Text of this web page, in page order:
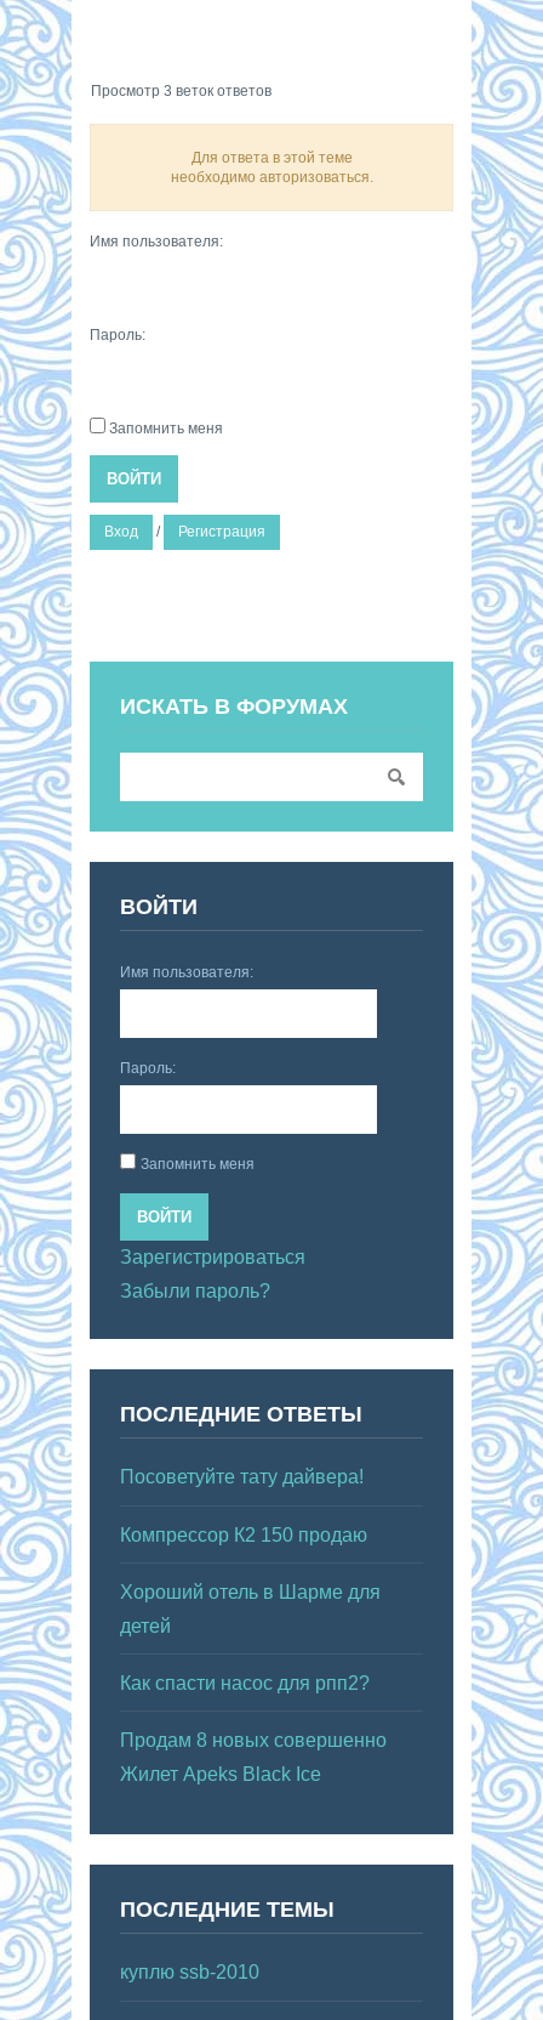
Просмотр 3 веток ответов
Для ответа в этой теме
необходимо авторизоваться.
Имя пользователя:
Пароль:
Запомнить меня
ВОЙТИ
Вход / Регистрация
ИСКАТЬ В ФОРУМАХ
ВОЙТИ
Имя пользователя:
Пароль:
Запомнить меня
ВОЙТИ
Зарегистрироваться
Забыли пароль?
ПОСЛЕДНИЕ ОТВЕТЫ
Посоветуйте тату дайвера!
Компрессор К2 150 продаю
Хороший отель в Шарме для
детей
Как спасти насос для рпп2?
Продам 8 новых совершенно
Жилет Apeks Black Ice
ПОСЛЕДНИЕ ТЕМЫ
куплю ssb-2010